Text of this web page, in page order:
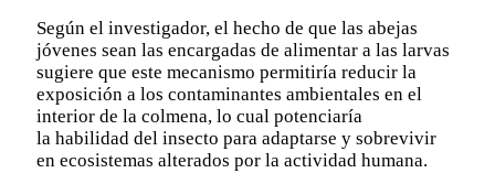
Según el investigador, el hecho de que las abejas
jóvenes sean las encargadas de alimentar a las larvas
sugiere que este mecanismo permitiría reducir la
exposición a los contaminantes ambientales en el
interior de la colmena, lo cual potenciaría
la habilidad del insecto para adaptarse y sobrevivir
en ecosistemas alterados por la actividad humana.